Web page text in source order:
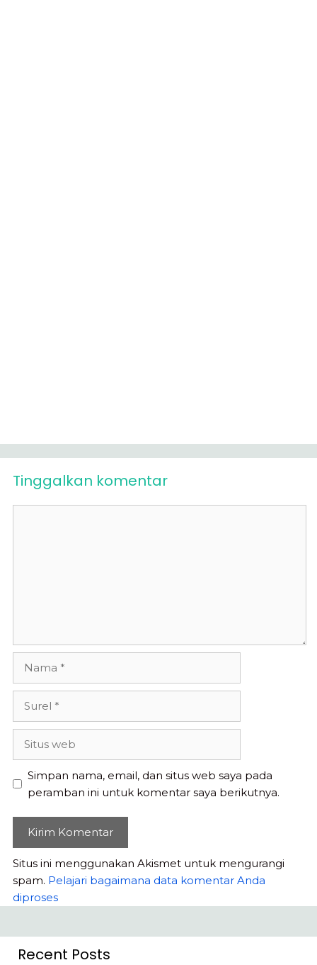
Tinggalkan komentar
Simpan nama, email, dan situs web saya pada
peramban ini untuk komentar saya berikutnya.
Situs ini menggunakan Akismet untuk mengurangi
spam. Pelajari bagaimana data komentar Anda
diproses
Recent Posts